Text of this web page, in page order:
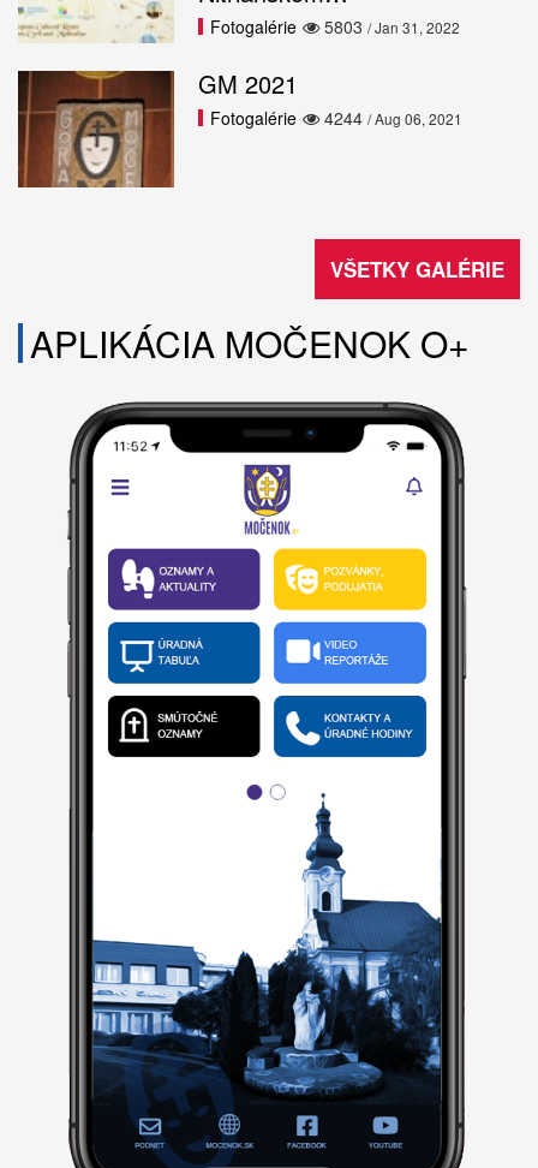
5803
Fotogalérie / Jan 31, 2022
GM 2021
4244
Fotogalérie / Aug 06, 2021
VŠETKY GALÉRIE
APLIKÁCIA MOČENOK O+